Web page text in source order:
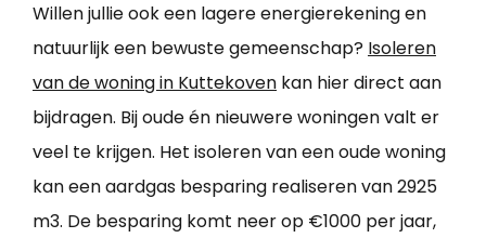
Willen jullie ook een lagere energierekening en
natuurlijk een bewuste gemeenschap? Isoleren
van de woning in Kuttekoven kan hier direct aan
bijdragen. Bij oude én nieuwere woningen valt er
veel te krijgen. Het isoleren van een oude woning
kan een aardgas besparing realiseren van 2925
m3. De besparing komt neer op €1000 per jaar,